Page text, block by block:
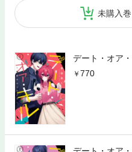
未購入
デート・オア
770